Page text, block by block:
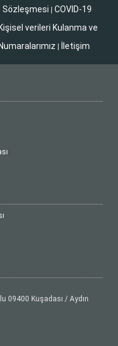
Sözleşmesi | COVID-19
verileri Kulanma ve
| İletişim
09400 Kuşadası / Aydın